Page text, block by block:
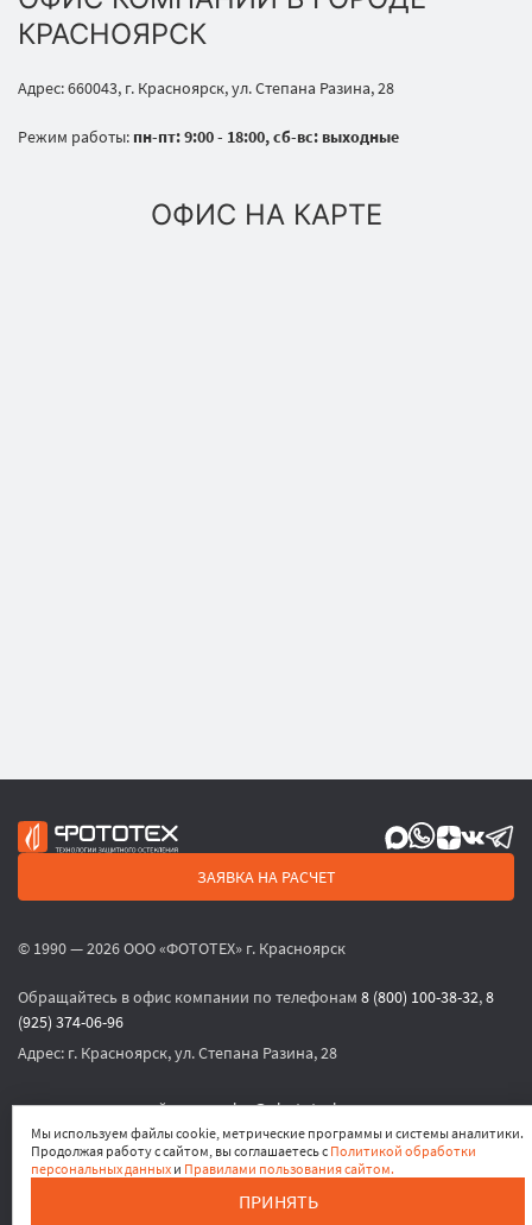
КРАСНОЯРСК
Адрес: 660043, г. Красноярск, ул. Степана Разина, 28
Режим работы: пн-пт: 9:00 - 18:00, сб-вс: выходные
ОФИС НА КАРТЕ
ЗАЯВКА НА РАСЧЕТ
© 1990 — 2026 ООО «ФОТОТЕХ» г. Красноярск
Обращайтесь в офис компании по телефонам 8 (800) 100-38-32,8
(925) 374-06-96
Адрес: г. Красноярск, ул. Степана Разина, 28
или по электронной почтеsales@phototech.ru
Политика конфиденциальности,Согласие на обработку
персональных данных,Согласие на получение рекламных
Мы используем файлы cookie, метрические программы и системы аналитики.
Продолжая работу с сайтом, вы соглашаетесь с Политикой обработки
персональных данных и Правилами пользования сайтом.
ПРИНЯТЬ